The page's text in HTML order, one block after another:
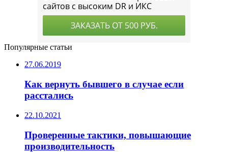
Популярные статьи
27.06.2019
Как вернуть бывшего в случае если
расстались
22.10.2021
Проверенные тактики, повышающие
производительность